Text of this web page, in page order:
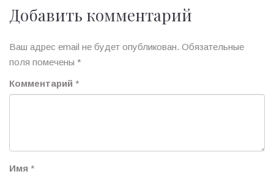
Добавить комментарий
Ваш адрес email не будет опубликован. Обязательные
поля помечены *
Комментарий *
Имя *